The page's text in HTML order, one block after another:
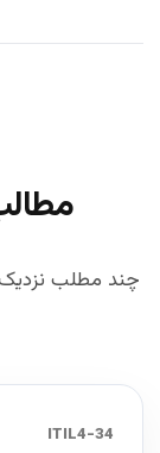
چند مطلب
34-ITIL4